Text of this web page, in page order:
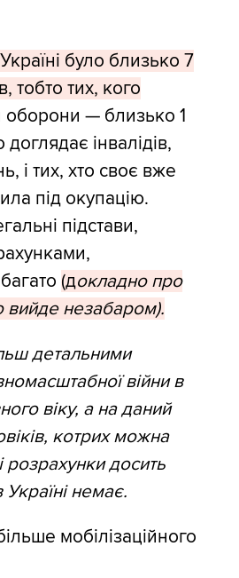
було близько 7
тобто тих, кого
оборони — близько 1
інвалідів,
і тих, хто своє вже
під окупацію.
підстави,
(докладно про
вийде незабаром).
детальними
війни в
віку, а на даний
котрих можна
досить
Україні немає.
мобілізаційного